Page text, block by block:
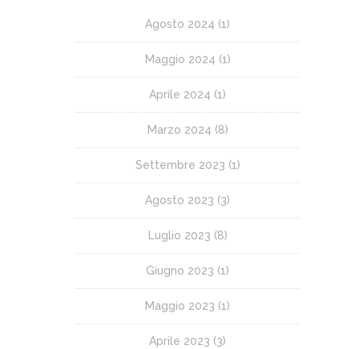
Agosto 2024 (1)
Maggio 2024 (1)
Aprile 2024 (1)
Marzo 2024 (8)
Settembre 2023 (1)
Agosto 2023 (3)
Luglio 2023 (8)
Giugno 2023 (1)
Maggio 2023 (1)
Aprile 2023 (3)